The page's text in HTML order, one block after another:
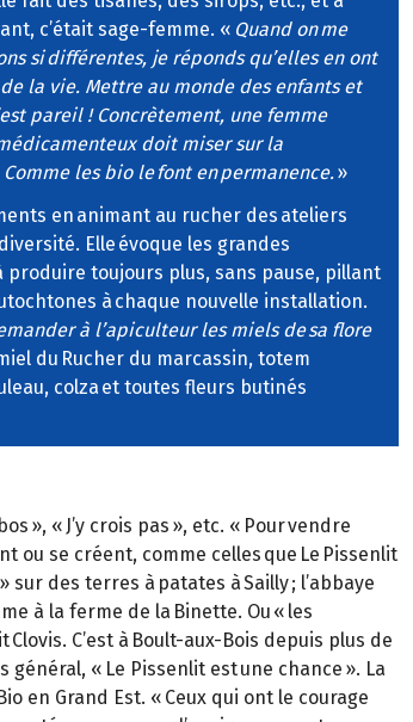
c’était sage-femme. « Quand on me
si différentes, je réponds qu’elles en ont
la vie. Mettre au monde des enfants et
pareil ! Concrètement, une femme
doit miser sur la
les bio le font en permanence.»
en animant au rucher des ateliers
Elle évoque les grandes
toujours plus, sans pause, pillant
à chaque nouvelle installation.
à l’apiculteur les miels de sa flore
du Rucher du marcassin, totem
colza et toutes fleurs butinés
», « J’y crois pas », etc. « Pour vendre
ou se créent, comme celles que Le Pissenlit
des terres à patates à Sailly ; l’abbaye
à la ferme de la Binette. Ou « les
C’est à Boult-aux-Bois depuis plus de
« Le Pissenlit est une chance ». La
en Grand Est. « Ceux qui ont le courage